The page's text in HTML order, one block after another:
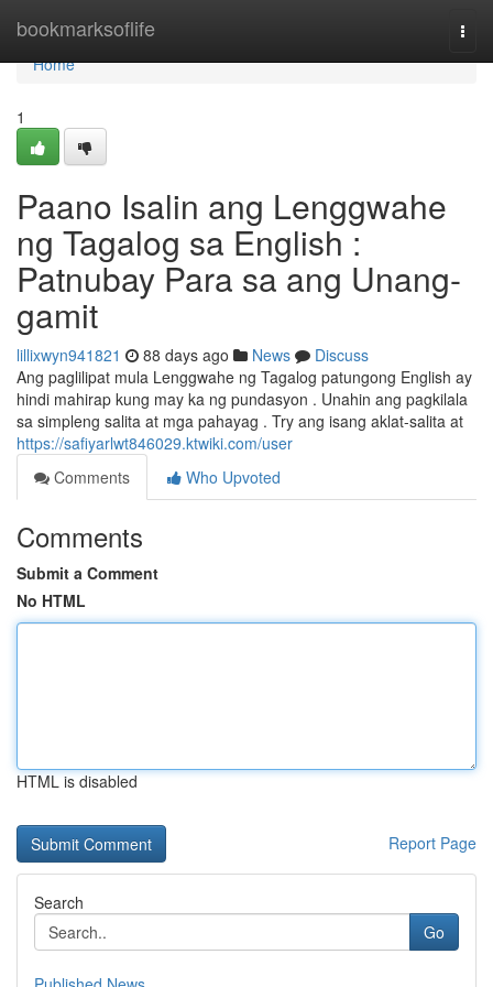
bookmarksoflife
Home
Home
1
Paano Isalin ang Lenggwahe
ng Tagalog sa English :
Patnubay Para sa ang Unang-
gamit
lillixwyn941821 88 days ago News
Discuss
Ang paglilipat mula Lenggwahe ng Tagalog patungong English ay
hindi mahirap kung may ka ng pundasyon . Unahin ang pagkilala
sa simpleng salita at mga pahayag . Try ang isang aklat-salita at
https://safiyarlwt846029.ktwiki.com/user
Comments
Who Upvoted
Comments
Submit a Comment
No HTML
HTML is disabled
Report Page
Search
Go